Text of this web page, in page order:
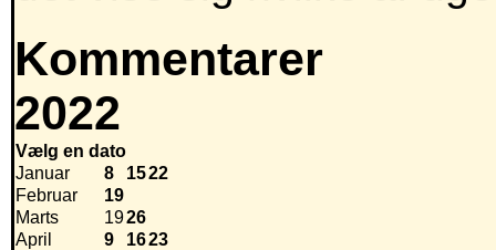
Kommentarer
2022
Vælg en dato
Januar
8 1522
Februar
19
Marts
1926
April
9 1623